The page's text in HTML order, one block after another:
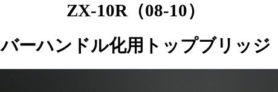
ZX-10R（08-10）
バーハンドル化用トップブリッジ